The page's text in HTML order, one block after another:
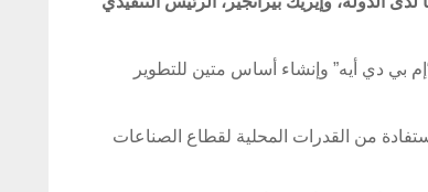
بي دي أيه” وإنشاء أساس متين للتطوير
من القدرات المحلية لقطاع الصناعات